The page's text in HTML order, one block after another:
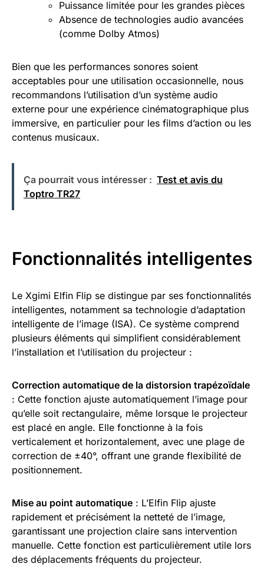
Puissance limitée pour les grandes pièces
Absence de technologies audio avancées
(comme Dolby Atmos)
Bien que les performances sonores soient
acceptables pour une utilisation occasionnelle, nous
recommandons l’utilisation d’un système audio
externe pour une expérience cinématographique plus
immersive, en particulier pour les films d’action ou les
contenus musicaux.
Ça pourrait vous intéresser : Test et avis du
Toptro TR27
Fonctionnalités intelligentes
Le Xgimi Elfin Flip se distingue par ses fonctionnalités
intelligentes, notamment sa technologie d’adaptation
intelligente de l’image (ISA). Ce système comprend
plusieurs éléments qui simplifient considérablement
l’installation et l’utilisation du projecteur :
Correction automatique de la distorsion trapézoïdale
: Cette fonction ajuste automatiquement l’image pour
qu’elle soit rectangulaire, même lorsque le projecteur
est placé en angle. Elle fonctionne à la fois
verticalement et horizontalement, avec une plage de
correction de ±40°, offrant une grande flexibilité de
positionnement.
Mise au point automatique : L’Elfin Flip ajuste
rapidement et précisément la netteté de l’image,
garantissant une projection claire sans intervention
manuelle. Cette fonction est particulièrement utile lors
des déplacements fréquents du projecteur.